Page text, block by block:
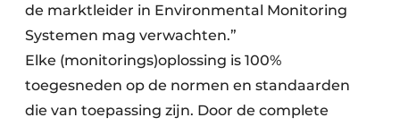
de marktleider in Environmental Monitoring
Systemen mag verwachten.”
Elke (monitorings)oplossing is 100%
toegesneden op de normen en standaarden
die van toepassing zijn. Door de complete